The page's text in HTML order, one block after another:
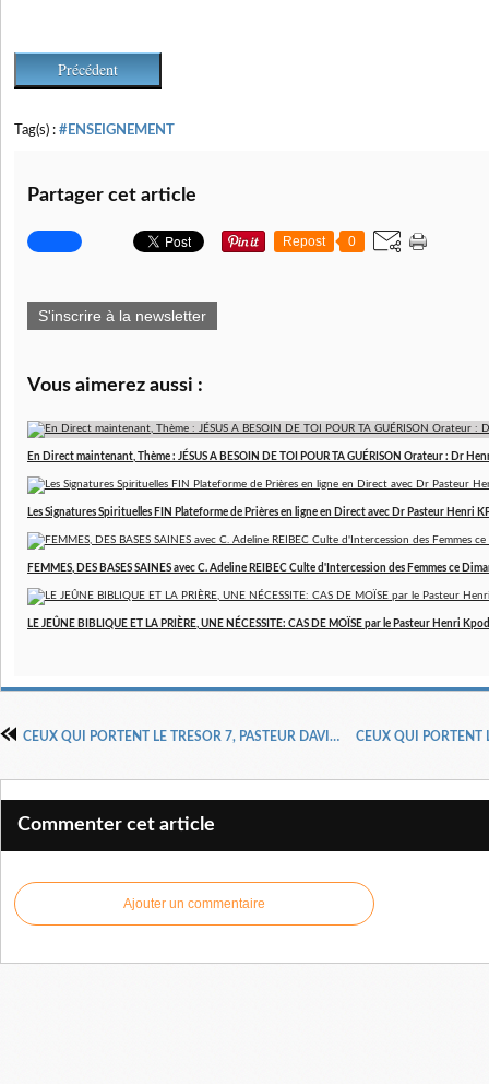
Précédent
Tag(s) : #ENSEIGNEMENT
Partager cet article
Repost 0
S'inscrire à la newsletter
Vous aimerez aussi :
En Direct maintenant, Thème : JÉSUS A BESOIN DE TOI POUR TA GUÉRISON Orateur : Dr
Les Signatures Spirituelles FIN Plateforme de Prières en ligne en Direct avec Dr Pasteur Henri
FEMMES, DES BASES SAINES avec C. Adeline REIBEC Culte d'Intercession des Femmes ce
LE JEÛNE BIBLIQUE ET LA PRIÈRE, UNE NÉCESSITE: CAS DE MOÏSE par le Pasteur Henri
CEUX QUI PORTENT LE TRESOR 7, PASTEUR DAVID YONGGHI CHO
Commenter cet article
Ajouter un commentaire